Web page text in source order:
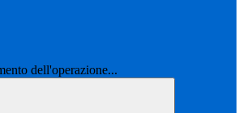
dell'operazione...